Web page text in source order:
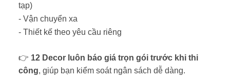
tạp)
- Vận chuyển xa
- Thiết kế theo yêu cầu riêng
👉 12 Decor luôn báo giá trọn gói trước khi thi
công, giúp bạn kiểm soát ngân sách dễ dàng.